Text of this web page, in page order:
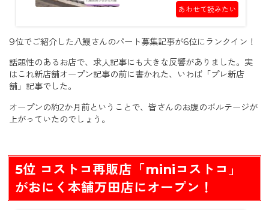
あわせて読みたい
9位でご紹介した八鰻さんのパート募集記事が6位にランクイン！
話題性のあるお店で、求人記事にも大きな反響がありました。実
はこれ新店舗オープン記事の前に書かれた、いわば「プレ新店
舗」記事でした。
オープンの約2か月前ということで、皆さんのお腹のボルテージが
上がっていたのでしょう。
5位 コストコ再販店「miniコストコ」
がおにく本舗万田店にオープン！